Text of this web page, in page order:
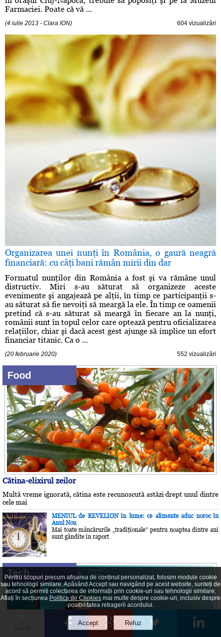
Farmaciei. Poate că vă ...
(4 iulie 2013 - Clara ION) 604 vizualizări
Organizarea unei nunţi în România, o gaură neagră
financiară: cu câţi bani rămân mirii din dar
Formatul nunţilor din România a fost şi va rămâne unul
distructiv. Miri s-au săturat să organizeze aceste
evenimente şi angajează pe alţii, în timp ce participanţii s-
au săturat să fie nevoiţi să meargă la ele. În timp ce oamenii
pretind că s-au săturat să meargă în fiecare an la nunţi,
românii sunt în topul celor care optează pentru oficializarea
relaţiilor, chiar şi dacă acest gest ajunge să implice un efort
financiar titanic. Ca o ...
(20 februarie 2020) 552 vizualizări
Food
Cătina-elixirul zeilor
Multă vreme ignorată, cătina este recunoscută astăzi drept unul dintre
cele mai
MENIUL de REVELION în lume: ce alimente aduc noroc în
Anul Nou
Mai toate mâncărurile „tradiţionale” pentru noaptea dintre ani
sunt gândite în raport
Tech
Pentru scopuri precum afișarea de conținut personalizat, folosim module cookie
sau tehnologii similare. Apăsând Accept sau navigând pe acest website, sunteți de
acord să permiți colectarea de informații prin cookie-uri sau tehnologii similare.
Aflați în secțiunea Politica de Cookies mai multe despre cookie-uri, inclusiv despre
posibilitatea retragerii acordului.